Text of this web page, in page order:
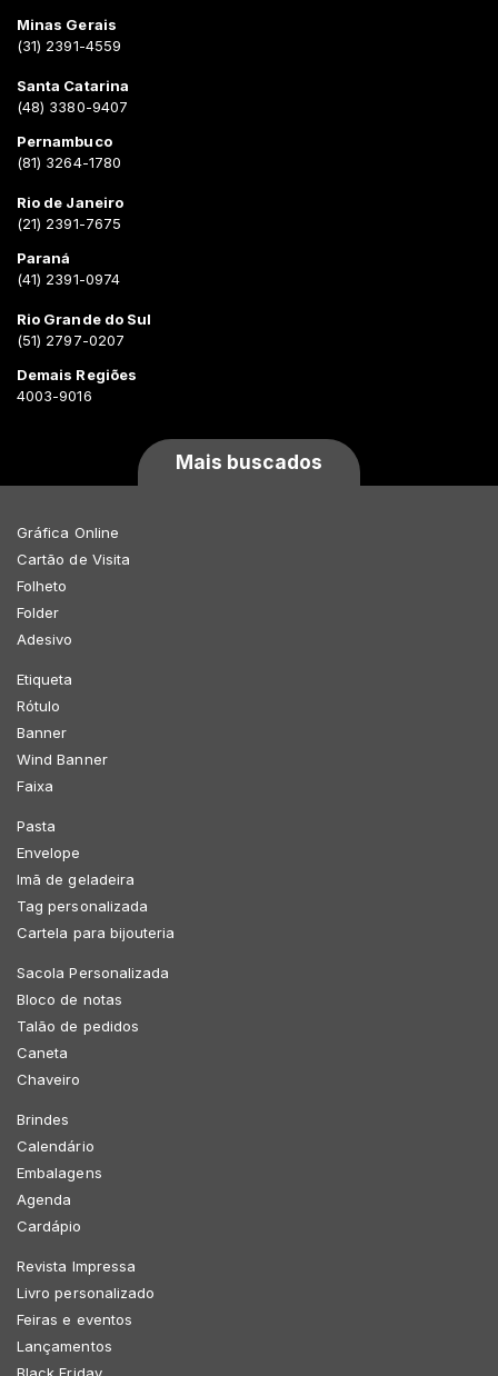
Minas Gerais
(31) 2391-4559
Santa Catarina
(48) 3380-9407
Pernambuco
(81) 3264-1780
Rio de Janeiro
(21) 2391-7675
Paraná
(41) 2391-0974
Rio Grande do Sul
(51) 2797-0207
Demais Regiões
4003-9016
Mais buscados
Gráfica Online
Cartão de Visita
Folheto
Folder
Adesivo
Etiqueta
Rótulo
Banner
Wind Banner
Faixa
Pasta
Envelope
Imã de geladeira
Tag personalizada
Cartela para bijouteria
Sacola Personalizada
Bloco de notas
Talão de pedidos
Caneta
Chaveiro
Brindes
Calendário
Embalagens
Agenda
Cardápio
Revista Impressa
Livro personalizado
Feiras e eventos
Lançamentos
Black Friday